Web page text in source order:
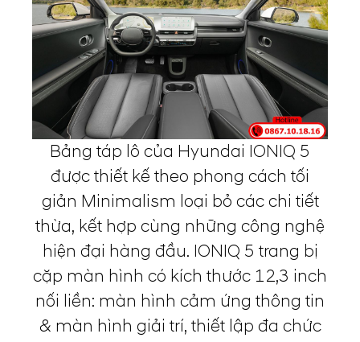
Bảng táp lô của Hyundai IONIQ 5
được thiết kế theo phong cách tối
giản Minimalism loại bỏ các chi tiết
thừa, kết hợp cùng những công nghệ
hiện đại hàng đầu. IONIQ 5 trang bị
cặp màn hình có kích thước 12,3 inch
nối liền: màn hình cảm ứng thông tin
& màn hình giải trí, thiết lập đa chức